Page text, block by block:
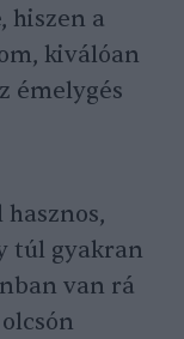
hiszen a
kiválóan
émelygés
túl gyakran
van rá